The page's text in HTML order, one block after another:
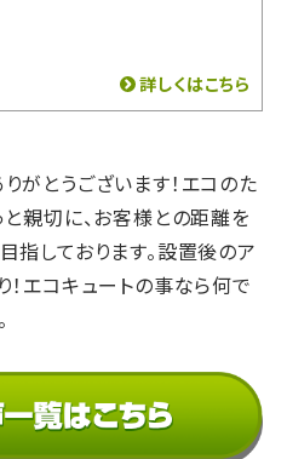
詳しくはこちら
がとうございます！ エコのた
親切に、お客様との距離を
しております。設置後のア
エコキュートの事なら何で